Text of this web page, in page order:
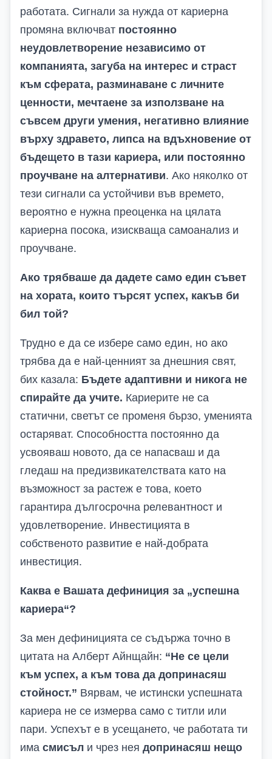
работата. Сигнали за нужда от кариерна
промяна включват постоянно
неудовлетворение независимо от
компанията, загуба на интерес и страст
към сферата, разминаване с личните
ценности, мечтаене за използване на
съвсем други умения, негативно влияние
върху здравето, липса на вдъхновение от
бъдещето в тази кариера, или постоянно
проучване на алтернативи. Ако няколко от
тези сигнали са устойчиви във времето,
вероятно е нужна преоценка на цялата
кариерна посока, изискваща самоанализ и
проучване.
Ако трябваше да дадете само един съвет
на хората, които търсят успех, какъв би
бил той?
Трудно е да се избере само един, но ако
трябва да е най-ценният за днешния свят,
бих казала: Бъдете адаптивни и никога не
спирайте да учите. Кариерите не са
статични, светът се променя бързо, уменията
остаряват. Способността постоянно да
усвояваш новото, да се напасваш и да
гледаш на предизвикателствата като на
възможност за растеж е това, което
гарантира дългосрочна релевантност и
удовлетворение. Инвестицията в
собственото развитие е най-добрата
инвестиция.
Каква е Вашата дефиниция за „успешна
кариера“?
За мен дефиницията се съдържа точно в
цитата на Алберт Айнщайн: “Не се цели
към успех, а към това да допринасяш
стойност.” Вярвам, че истински успешната
кариера не се измерва само с титли или
пари. Успехът е в усещането, че работата ти
има смисъл и чрез нея допринасяш нещо